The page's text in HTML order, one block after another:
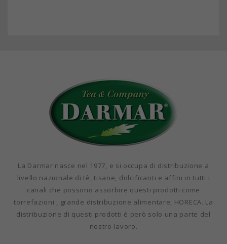
La Darmar nasce nel 1977, e si occupa di distribuzione a
livello nazionale di tè, tisane, dolcificanti e affini in tutti i
canali che possono assorbire questi prodotti come
torrefazioni , grande distribuzione alimentare, HORECA. La
distribuzione di questi prodotti è però solo una parte del
nostro lavoro.